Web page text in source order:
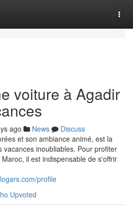
voiture à Agadir
ago News
Discuss
et son ambiance animé, est la
vacances inoubliables. Pour profiter
il est indispensable de s'offrir
profile
Upvoted